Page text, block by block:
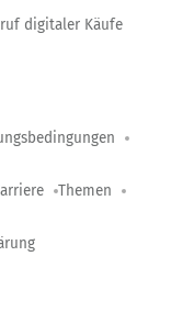
digitaler Käufe
Themen